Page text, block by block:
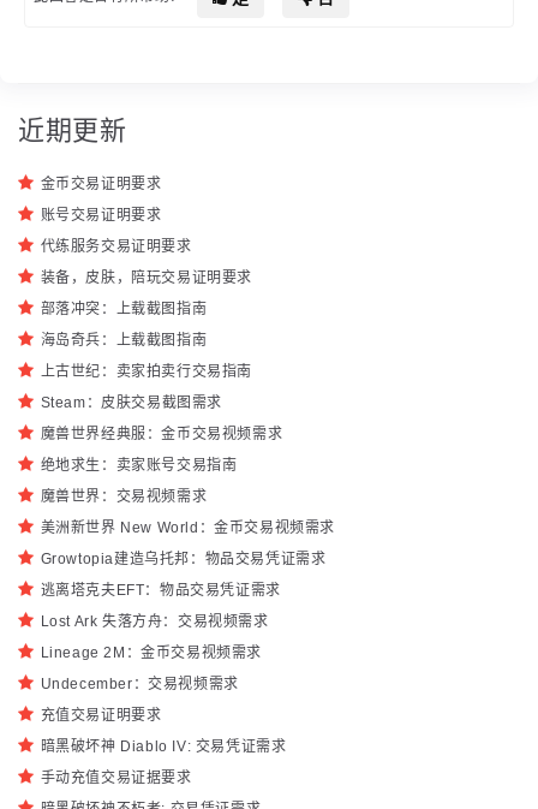
近期更新
金币交易证明要求
账号交易证明要求
代练服务交易证明要求
装备，皮肤，陪玩交易证明要求
部落冲突：上载截图指南
海岛奇兵：上载截图指南
上古世纪：卖家拍卖行交易指南
Steam：皮肤交易截图需求
魔兽世界经典服：金币交易视频需求
绝地求生：卖家账号交易指南
魔兽世界：交易视频需求
美洲新世界 New World：金币交易视频需求
Growtopia建造乌托邦：物品交易凭证需求
逃离塔克夫EFT：物品交易凭证需求
Lost Ark 失落方舟：交易视频需求
Lineage 2M：金币交易视频需求
Undecember：交易视频需求
充值交易证明要求
暗黑破坏神 Diablo IV: 交易凭证需求
手动充值交易证据要求